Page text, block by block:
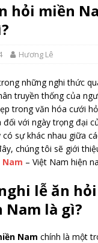
hỏi miền
Hương Lê
những nghi thức
truyền thống của
trong văn hóa cưới
với ngày trọng đại
có sự khác nhau giữa
chúng tôi sẽ giới
– Việt Nam hiện
lễ ăn
là gì?
Nam chính là một